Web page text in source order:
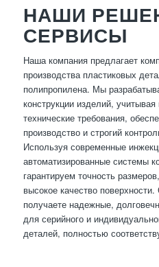
НАШИ
СЕРВИСЫ
Наша компания предлагает
производства пластиковых
полипропилена. Мы
конструкции изделий,
технические требования,
производство и строгий
Используя современные
автоматизированные системы
гарантируем точность
высокое качество
получаете надежные,
для серийного и
деталей, полностью